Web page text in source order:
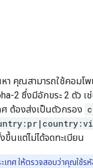
คุณสามารถใช้คอมโ
2 ซึ่งมีอักขระ 2 ตัว เ
ศ ต้องส่งเป็นตัวกรอง
ขึ้นแต่ไม่ได้จดทะเบียน
เทศ ให้ตรวจสอบว่าคุณใช้